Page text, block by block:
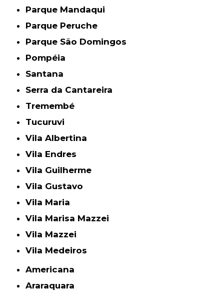
Parque Mandaqui
Parque Peruche
Parque São Domingos
Pompéia
Santana
Serra da Cantareira
Tremembé
Tucuruvi
Vila Albertina
Vila Endres
Vila Guilherme
Vila Gustavo
Vila Maria
Vila Marisa Mazzei
Vila Mazzei
Vila Medeiros
Americana
Araraquara